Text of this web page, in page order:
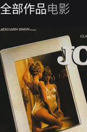
全部作品电影